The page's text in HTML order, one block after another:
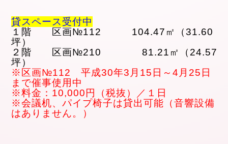
貸スペース受付中
１階 区画№112 104.47㎡（31.60
坪）
２階 区画№210 81.21㎡（24.57
坪）
※区画№112 平成30年3月15日～4月25日
まで催事使用中
※料金：10,000円（税抜）／１日
※会議机、パイプ椅子は貸出可能（音響設備
はありません。）